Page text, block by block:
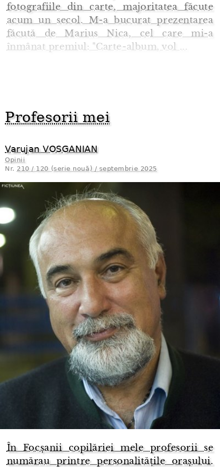
fotografiile din carte, majoritatea făcute
acum un secol. M-a bucurat prezentarea
făcută de Marius Nica, cel care mi-a
înmânat premiul: "Carte⁠-⁠album, vol ...
Profesorii mei
Varujan VOSGANIAN
Opinii
Nr. 210 / 120 (serie nouă) / septembrie 2025
În Focșanii copilăriei mele profesorii se
numărau printre personalitățile orașului.